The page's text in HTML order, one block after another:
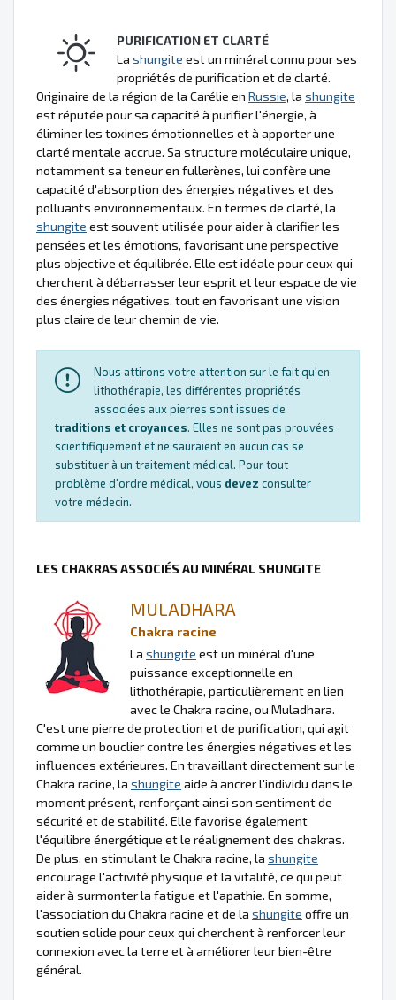
PURIFICATION ET CLARTÉ
La shungite est un minéral connu pour ses
propriétés de purification et de clarté.
Originaire de la région de la Carélie en Russie, la shungite
est réputée pour sa capacité à purifier l'énergie, à
éliminer les toxines émotionnelles et à apporter une
clarté mentale accrue. Sa structure moléculaire unique,
notamment sa teneur en fullerènes, lui confère une
capacité d'absorption des énergies négatives et des
polluants environnementaux. En termes de clarté, la
shungite est souvent utilisée pour aider à clarifier les
pensées et les émotions, favorisant une perspective
plus objective et équilibrée. Elle est idéale pour ceux qui
cherchent à débarrasser leur esprit et leur espace de vie
des énergies négatives, tout en favorisant une vision
plus claire de leur chemin de vie.
Nous attirons votre attention sur le fait qu'en
lithothérapie, les différentes propriétés
associées aux pierres sont issues de
traditions et croyances. Elles ne sont pas prouvées
scientifiquement et ne sauraient en aucun cas se
substituer à un traitement médical. Pour tout
problème d'ordre médical, vous devez consulter
votre médecin.
LES CHAKRAS ASSOCIÉS AU MINÉRAL SHUNGITE
MULADHARA
Chakra racine
La shungite est un minéral d'une
puissance exceptionnelle en
lithothérapie, particulièrement en lien
avec le Chakra racine, ou Muladhara.
C'est une pierre de protection et de purification, qui agit
comme un bouclier contre les énergies négatives et les
influences extérieures. En travaillant directement sur le
Chakra racine, la shungite aide à ancrer l'individu dans le
moment présent, renforçant ainsi son sentiment de
sécurité et de stabilité. Elle favorise également
l'équilibre énergétique et le réalignement des chakras.
De plus, en stimulant le Chakra racine, la shungite
encourage l'activité physique et la vitalité, ce qui peut
aider à surmonter la fatigue et l'apathie. En somme,
l'association du Chakra racine et de la shungite offre un
soutien solide pour ceux qui cherchent à renforcer leur
connexion avec la terre et à améliorer leur bien-être
général.